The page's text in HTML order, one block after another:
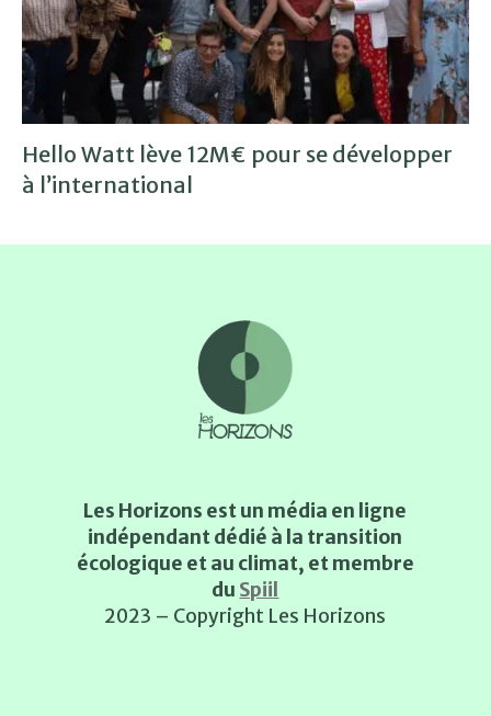
Hello Watt lève 12M€ pour se développer
à l’international
Les Horizons est un média en ligne
indépendant dédié à la transition
écologique et au climat, et membre
du Spiil
2023 – Copyright Les Horizons